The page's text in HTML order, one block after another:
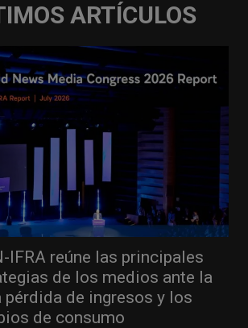
ARTÍCULOS
IFRA reúne las principales
de los medios ante la
pérdida de ingresos y los
de consumo